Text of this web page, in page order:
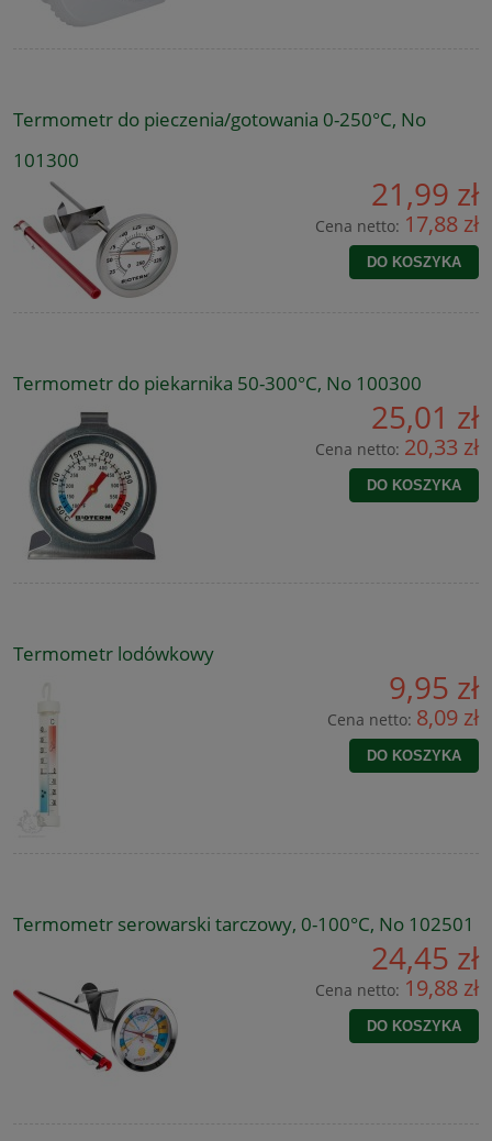
Termometr do pieczenia/gotowania 0-250°C, No
101300
21,99 zł
Cena netto: 17,88 zł
DO KOSZYKA
Termometr do piekarnika 50-300°C, No 100300
25,01 zł
Cena netto: 20,33 zł
DO KOSZYKA
Termometr lodówkowy
9,95 zł
Cena netto: 8,09 zł
DO KOSZYKA
Termometr serowarski tarczowy, 0-100°C, No 102501
24,45 zł
Cena netto: 19,88 zł
DO KOSZYKA